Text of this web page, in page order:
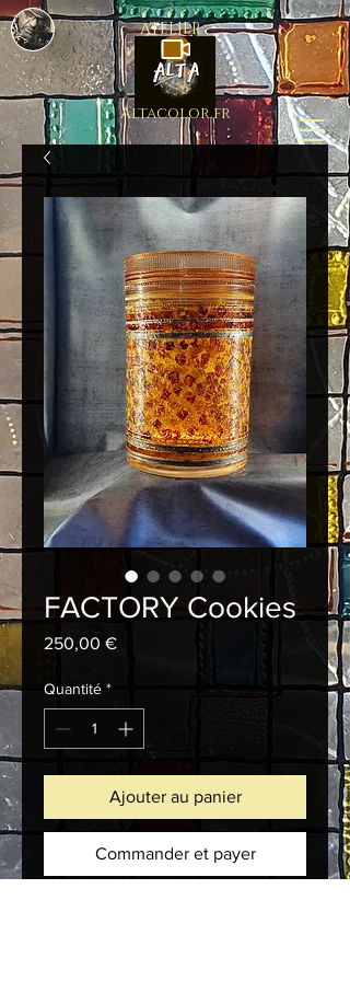
ATELIER
Altacolor.fr
FACTORY Cookies
250,00 €Prix
Quantité *
Ajouter au panier
Commander et payer